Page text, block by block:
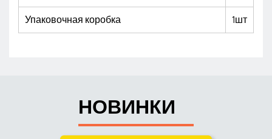
Упаковочная коробка 1шт
НОВИНКИ